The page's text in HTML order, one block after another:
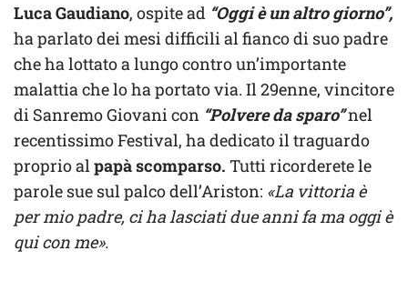
Luca Gaudiano, ospite ad “Oggi è un altro giorno”,
ha parlato dei mesi difficili al fianco di suo padre
che ha lottato a lungo contro un’importante
malattia che lo ha portato via. Il 29enne, vincitore
di Sanremo Giovani con “Polvere da sparo”nel
recentissimo Festival, ha dedicato il traguardo
proprio alpapà scomparso. Tutti ricorderete le
parole sue sul palco dell’Ariston: «La vittoria è
per mio padre, ci ha lasciati due anni fa ma oggi è
qui con me».